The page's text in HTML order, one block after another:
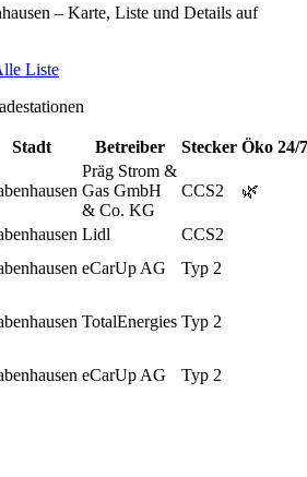
– Karte, Liste und Details auf
Liste
Stadt Betreiber Stecker Öko 24/7
Präg Strom &
Gas GmbH
& Co. KG
CCS2 🌿
Lidl
CCS2
eCarUp AG
Typ 2
TotalEnergies Typ 2
eCarUp AG
Typ 2